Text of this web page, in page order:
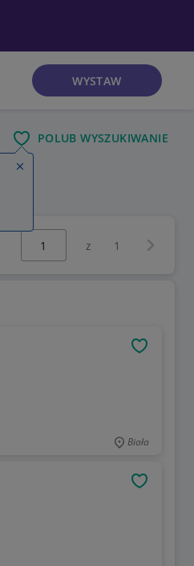
WYSTAW
POLUB WYSZUKIWANIE
Wybierz stronę:
z 1
Biała
Zamknij wskazówkę